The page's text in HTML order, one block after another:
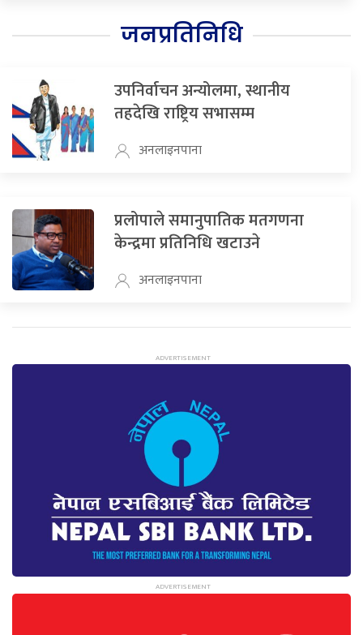
जनप्रतिनिधि
उपनिर्वाचन अन्योलमा, स्थानीय
तहदेखि राष्ट्रिय सभासम्म
अनलाइनपाना
प्रलोपाले समानुपातिक मतगणना
केन्द्रमा प्रतिनिधि खटाउने
अनलाइनपाना